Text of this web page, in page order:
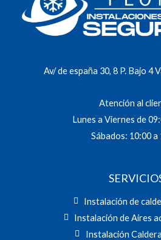
Av/ de españa 30, 8 P. Bajo 4
Atención al
Lunes a Viernes de
Sábados: 10:00 a
Instalación de
Instalación de Aires
Instalación